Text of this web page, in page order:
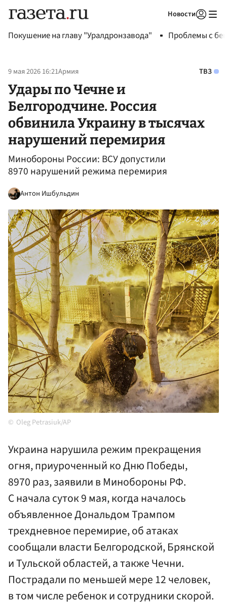
Новости
Покушение на главу "Уралдронзавода" Проблемы с
9 мая 2026 16:21Армия ТВЗ
Удары по Чечне и
Белгородчине. Россия
обвинила Украину в тысячах
нарушений перемирия
Минобороны России: ВСУ допустили
8970 нарушений режима перемирия
Антон Ишбульдин
Oleg Petrasiuk/AP
Украина нарушила режим прекращения
огня, приуроченный ко Дню Победы,
8970 раз, заявили в Минобороны РФ.
С начала суток 9 мая, когда началось
объявленное Дональдом Трампом
трехдневное перемирие, об атаках
сообщали власти Белгородской, Брянской
и Тульской областей, а также Чечни.
Пострадали по меньшей мере 12 человек,
в том числе ребенок и сотрудники скорой.